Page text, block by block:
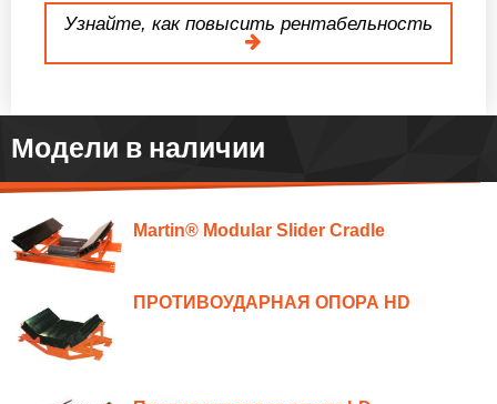
Узнайте, как повысить рентабельность
Модели в наличии
Martin® Modular Slider Cradle
ПРОТИВОУДАРНАЯ ОПОРА HD